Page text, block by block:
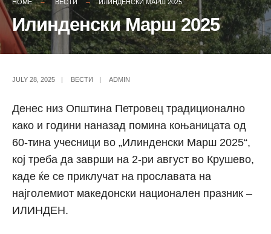
HOME ВЕСТИ ИЛИНДЕНСКИ МАРШ 2025
Илинденски Марш 2025
JULY 28, 2025 ВЕСТИ ADMIN
Денес низ Општина Петровец традиционално
како и години наназад помина коњаницата од
60-тина учесници во „Илинденски Марш 2025“,
кој треба да заврши на 2-ри август во Крушево,
каде ќе се приклучат на прославата на
најголемиот македонски национален празник –
ИЛИНДЕН.